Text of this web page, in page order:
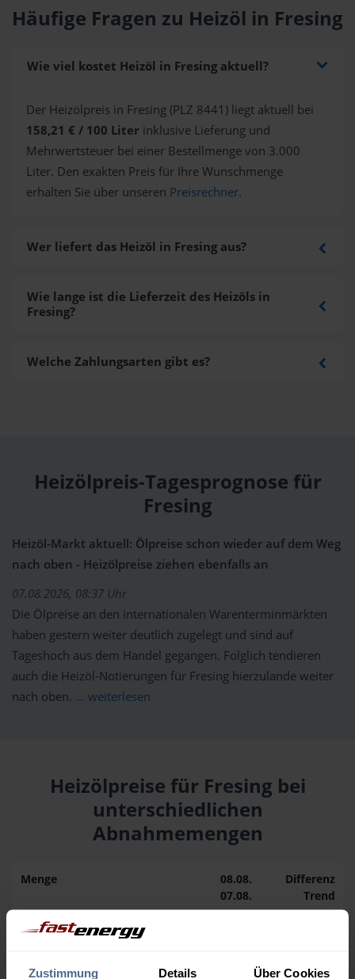
Zustimmung Details Über Cookies
Häufige Fragen zu Heizöl in Fresing
Wie viel kostet Heizöl in Fresing aktuell?
Der Heizölpreis in Fresing (PLZ 8441) liegt aktuell bei
158,21 € / 100 Liter inklusive Lieferung und
Mehrwertsteuer bei einer Bestellmenge von 3.000
Liter. Den exakten Preis für Ihre Wunschmenge
erhalten Sie über unseren Preisrechner.
Wer liefert das Heizöl in Fresing aus?
Wie lange ist die Lieferzeit des Heizöls in
Fresing?
Welche Zahlungsarten gibt es?
Heizölpreis-Tagesprognose für
Fresing
Heizöl-Markt aktuell: Ölpreise schon wieder auf dem Weg
nach oben - Heizölpreise ziehen ebenfalls an
07.08.2026, 08:37 Uhr
Die Ölpreise an den internationalen Warenterminmärkten
haben gestern weiter deutlich zugelegt und sind auf
Tageshoch aus dem Handel gegangen. Folglich tendieren
auch die Heizöl-Notierungen für Fresing hierzulande weiter
nach oben. ... weiterlesen
Heizölpreise für Fresing bei
unterschiedlichen
Abnahmemengen
Menge
08.08.
07.08.
Differenz
Trend
1.000 Liter